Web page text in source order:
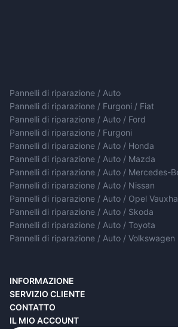
Pannelli di riparazione / Auto
Pannelli di riparazione / Furgoni / Fiat
Pannelli di riparazione / Auto / Ford
Pannelli di riparazione / Furgoni
Pannelli di riparazione / Auto / Honda
Pannelli di riparazione / Auto / Mazda
Pannelli di riparazione / Auto / Mercedes-
Pannelli di riparazione / Auto / Nissan
Pannelli di riparazione / Auto / Opel
Pannelli di riparazione / Auto / Skoda
Pannelli di riparazione / Auto / Toyota
Pannelli di riparazione / Auto / Volkswagen
INFORMAZIONE
Chi siamo
Informazioni sulla consegna
Informativa sulla privacy
SERVIZIO CLIENTE
Contatto
Resi
CONTATTO
IL MIO ACCOUNT